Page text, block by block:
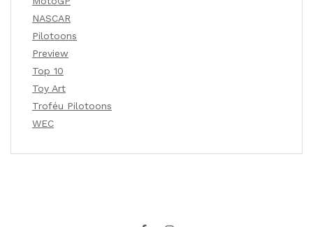
NASCAR
Pilotoons
Preview
Top 10
Toy Art
Troféu Pilotoons
WEC